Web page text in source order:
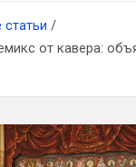
от кавера: